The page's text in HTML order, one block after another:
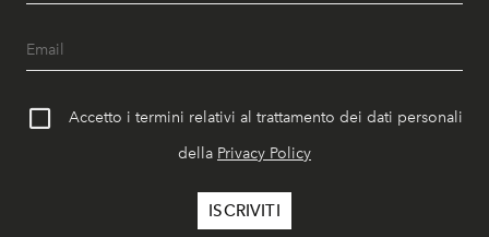
Accetto i termini relativi al trattamento dei dati personali
della Privacy Policy